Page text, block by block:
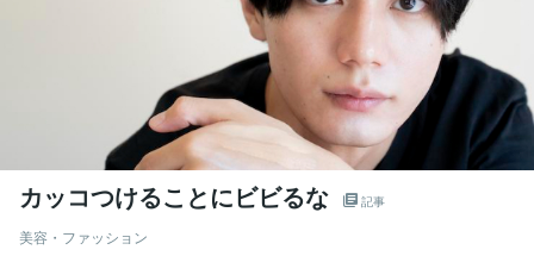
カッコつけることにビビるな 記事
美容・ファッション